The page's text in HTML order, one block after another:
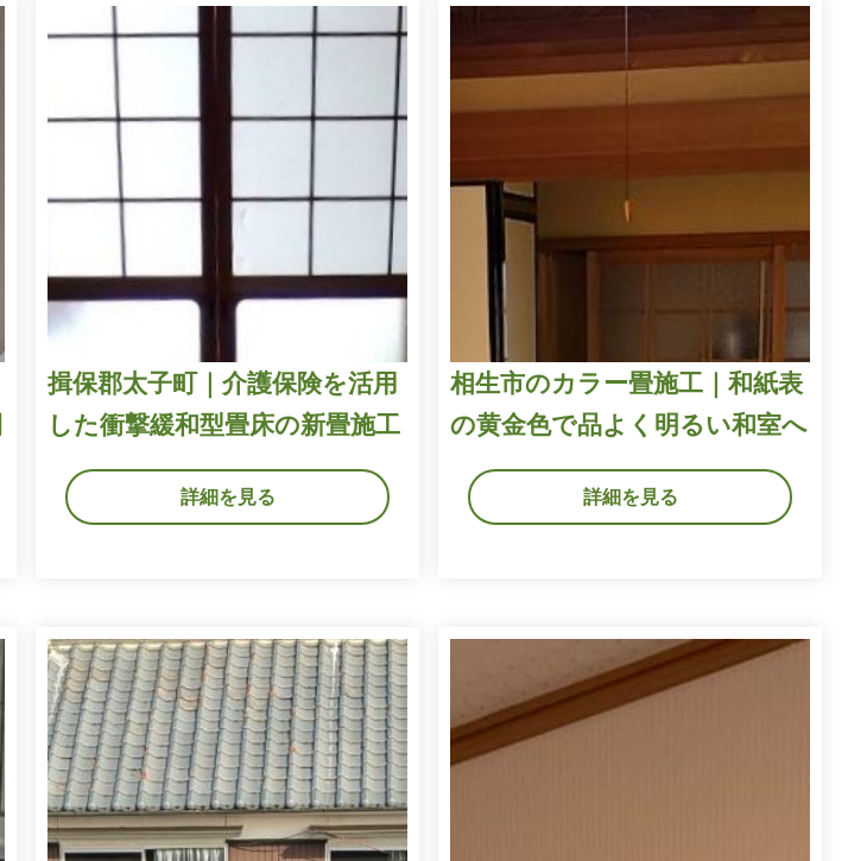
揖保郡太子町｜介護保険を活用
した衝撃緩和型畳床の新畳施工
詳細を見る
相生市のカラー畳施工｜和紙表
の黄金色で品よく明るい和室へ
詳細を見る